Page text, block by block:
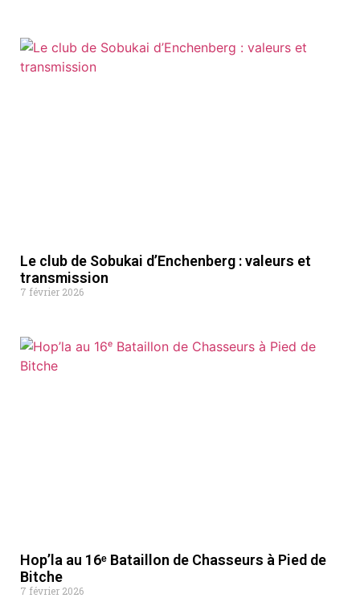
Le club de Sobukai d’Enchenberg : valeurs et
transmission
7 février 2026
Hop’la au 16ᵉ Bataillon de Chasseurs à Pied de
Bitche
7 février 2026